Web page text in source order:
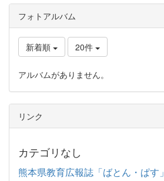
フォトアルバム
新着順 20件
アルバムがありません。
リンク
カテゴリなし
熊本県教育広報誌「ばとん・ぱす」